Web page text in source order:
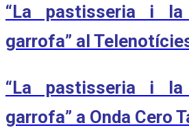
“La pastisseria i
garrofa” al
“La pastisseria i
garrofa” a Onda Cero